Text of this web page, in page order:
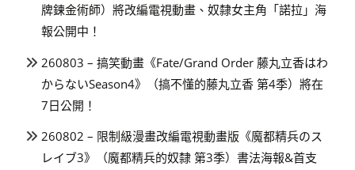
牌鍊金術師）將改編電視動畫、奴隸女主角「諾拉」海
報公開中！
260803 – 搞笑動畫《Fate/Grand Order 藤丸立香はわ
からないSeason4》（搞不懂的藤丸立香 第4季）將在
7日公開！
260802 – 限制級漫畫改編電視動畫版《魔都精兵のス
レイブ3》（魔都精兵的奴隸 第3季）書法海報&首支